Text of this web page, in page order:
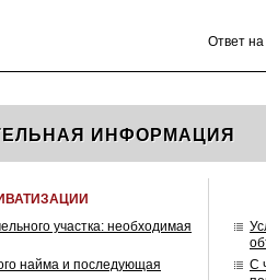
Ответ
ИНФОРМАЦИЯ
участка: необходимая
найма и последующая
С